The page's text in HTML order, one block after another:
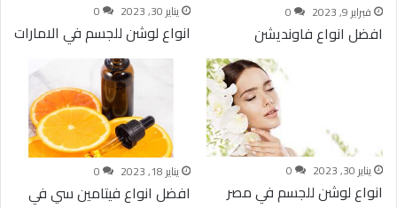
فبراير 9, 2023 0
افضل انواع فاونديشن
يناير 30, 2023 0
انواع لوشن للجسم في الامارات
يناير 30, 2023 0
انواع لوشن للجسم في مصر
يناير 18, 2023 0
افضل انواع فيتامين سي في